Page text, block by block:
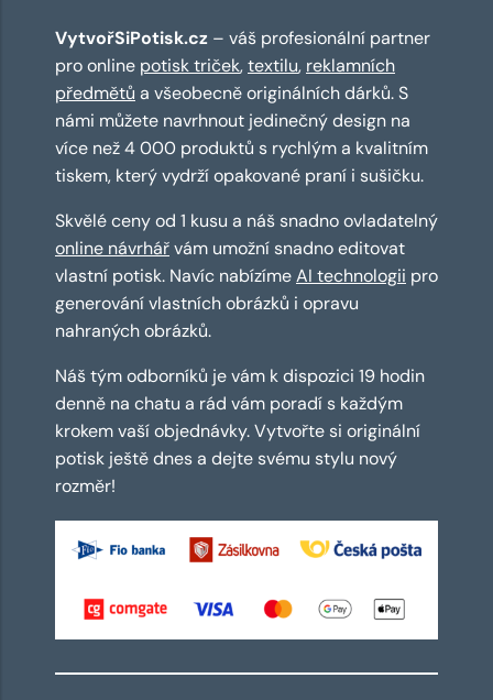
VytvořSiPotisk.cz – váš profesionální partner
pro online potisk triček,textilu, reklamních
předmětů a všeobecně originálních dárků. S
námi můžete navrhnout jedinečný design na
více než 4 000 produktů s rychlým a kvalitním
tiskem, který vydrží opakované praní i sušičku.
Skvělé ceny od 1 kusu a náš snadno ovladatelný
online návrhářvám umožní snadno editovat
vlastní potisk. Navíc nabízímeAI technologii pro
generování vlastních obrázků i opravu
nahraných obrázků.
Náš tým odborníků je vám k dispozici 19 hodin
denně na chatu a rád vám poradí s každým
krokem vaší objednávky. Vytvořte si originální
potisk ještě dnes a dejte svému stylu nový
rozměr!